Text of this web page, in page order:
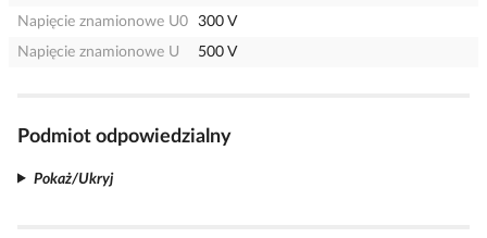
Napięcie znamionowe U0
300 V
Napięcie znamionowe U
500 V
Podmiot odpowiedzialny
Pokaż/Ukryj